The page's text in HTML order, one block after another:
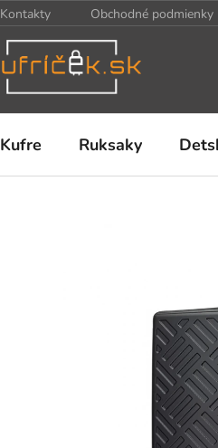
Kontakty Obchodné podmienky
Kufre Ruksaky